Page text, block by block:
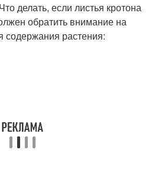
делать, если листья кротона
обратить внимание на
содержания растения: